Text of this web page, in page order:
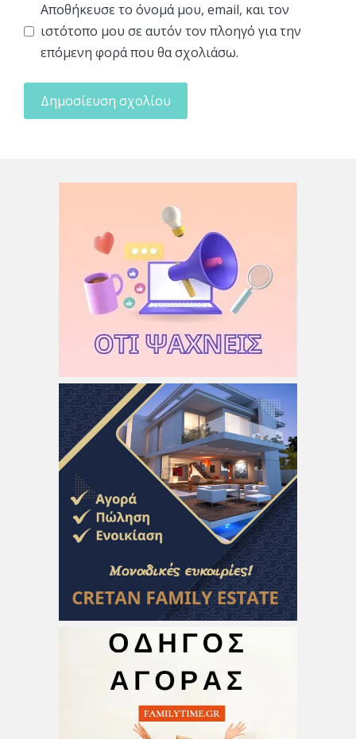
Αποθήκευσε το όνομά μου, email, και τον
ιστότοπο μου σε αυτόν τον πλοηγό για την
επόμενη φορά που θα σχολιάσω.